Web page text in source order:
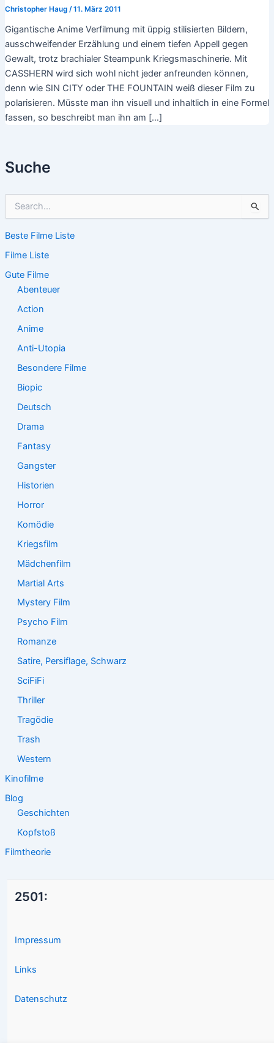
Suche
h
n
n
Beste Filme Liste
Filme Liste
Gute Filme
Abenteuer
Action
Anime
Anti-Utopia
Besondere Filme
Biopic
Deutsch
Drama
Fantasy
Gangster
Historien
Horror
Komödie
Kriegsfilm
Mädchenfilm
Martial Arts
Mystery Film
Psycho Film
Romanze
Satire, Persiflage, Schwarz
SciFiFi
Thriller
Tragödie
Trash
Western
Kinofilme
Blog
Geschichten
Kopfstoß
Filmtheorie
Christopher Haug /11. März 2011
Gigantische Anime Verfilmung mit üppig stilisierten Bildern,
ausschweifender Erzählung und einem tiefen Appell gegen
Gewalt, trotz brachialer Steampunk Kriegsmaschinerie. Mit
CASSHERN wird sich wohl nicht jeder anfreunden können,
denn wie SIN CITY oder THE FOUNTAIN weiß dieser Film zu
polarisieren. Müsste man ihn visuell und inhaltlich in eine Formel
fassen, so beschreibt man ihn am […]
2501:
Impressum
Links
Datenschutz